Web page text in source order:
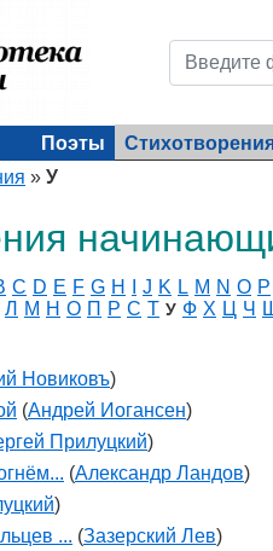
Поэты
» У
C D E F G H J K L M N O P
Л М Н О П Р С Т У Ф Х Ц Ч Ш
Новиковъ)
(Андрей Иогансен)
Прилуцкий)
(Александр Ландов)
)
... (Зазерский Лев)